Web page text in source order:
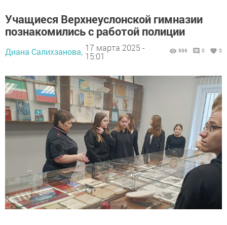
Учащиеся Верхнеуслонской гимназии
познакомились с работой полиции
Диана Салихзанова, 17 марта 2025 -
15:01
696 0 0